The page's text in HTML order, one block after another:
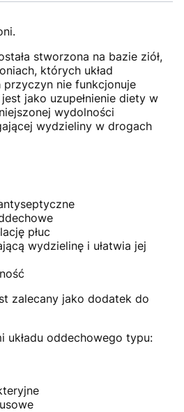
stworzona na bazie ziół,
których układ
nie funkcjonuje
jako uzupełnienie diety w
wydolności
wydzieliny w drogach
płuc
wydzielinę i ułatwia jej
zalecany jako dodatek do
układu oddechowego typu: